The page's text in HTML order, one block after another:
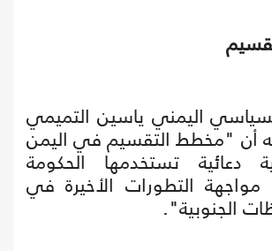
اليمني ياسين التميمي
أن "مخطط التقسيم في اليمن
تستخدمها الحكومة
التطورات الأخيرة في
الجنوبية".